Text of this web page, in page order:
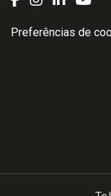
Preferências de